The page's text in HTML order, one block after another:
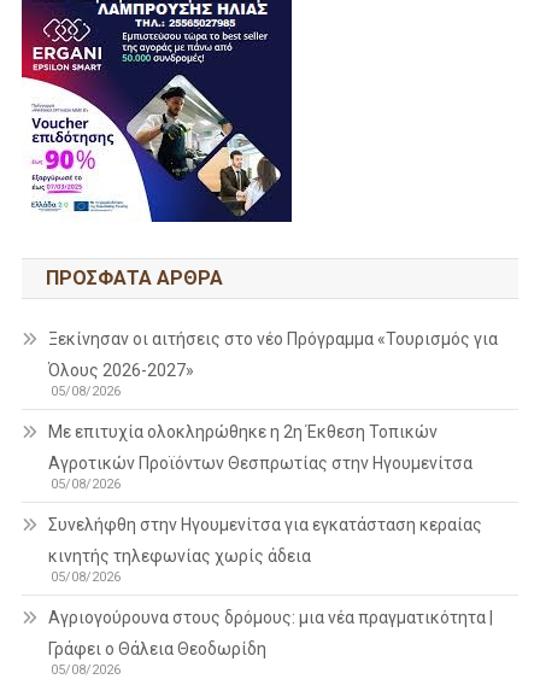
ΠΡΌΣΦΑΤΑ ΆΡΘΡΑ
Ξεκίνησαν οι αιτήσεις στο νέο Πρόγραμμα «Τουρισμός για
Όλους 2026-2027»
05/08/2026
Με επιτυχία ολοκληρώθηκε η 2η Έκθεση Τοπικών
Αγροτικών Προϊόντων Θεσπρωτίας στην Ηγουμενίτσα
05/08/2026
Συνελήφθη στην Ηγουμενίτσα για εγκατάσταση κεραίας
κινητής τηλεφωνίας χωρίς άδεια
05/08/2026
Αγριογούρουνα στους δρόμους: μια νέα πραγματικότητα |
Γράφει ο Θάλεια Θεοδωρίδη
05/08/2026